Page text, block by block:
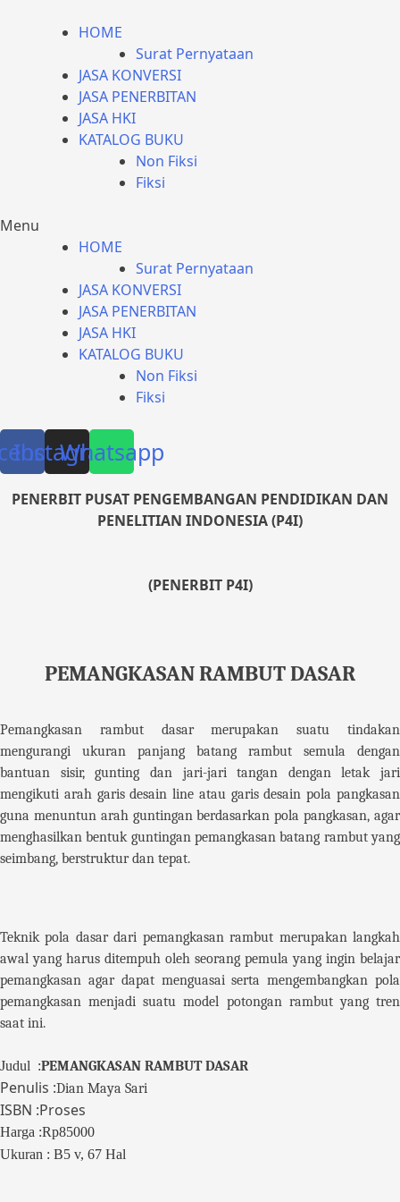
HOME
Surat Pernyataan
JASA KONVERSI
JASA PENERBITAN
JASA HKI
KATALOG BUKU
Non Fiksi
Fiksi
Menu
HOME
Surat Pernyataan
JASA KONVERSI
JASA PENERBITAN
JASA HKI
KATALOG BUKU
Non Fiksi
Fiksi
Instagram
Whatsapp
PENERBIT PUSAT PENGEMBANGAN PENDIDIKAN DAN
PENELITIAN INDONESIA (P4I)
(PENERBIT P4I)
PEMANGKASAN RAMBUT DASAR
Pemangkasan rambut dasar merupakan suatu tindakan
mengurangi ukuran panjang batang rambut semula dengan
bantuan sisir, gunting dan jari-jari tangan dengan letak jari
mengikuti arah garis desain line atau garis desain pola pangkasan
guna menuntun arah guntingan berdasarkan pola pangkasan, agar
menghasilkan bentuk guntingan pemangkasan batang rambut yang
seimbang, berstruktur dan tepat.
Teknik pola dasar dari pemangkasan rambut merupakan langkah
awal yang harus ditempuh oleh seorang pemula yang ingin belajar
pemangkasan agar dapat menguasai serta mengembangkan pola
pemangkasan menjadi suatu model potongan rambut yang tren
saat ini.
Judul :PEMANGKASAN RAMBUT DASAR
Penulis :Dian Maya Sari
ISBN :Proses
Harga :Rp85000
Ukuran : B5 v, 67 Hal